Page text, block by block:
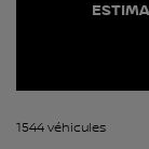
1544 véhicules